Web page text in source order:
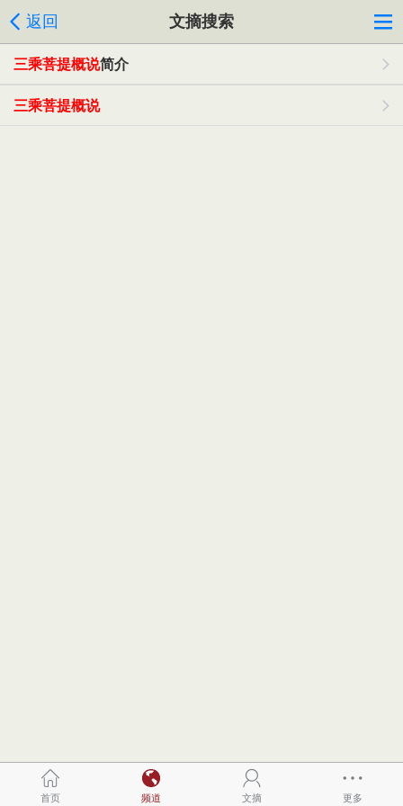
返回 文摘搜索
三乘菩提概说简介
三乘菩提概说
首页 频道 文摘 更多